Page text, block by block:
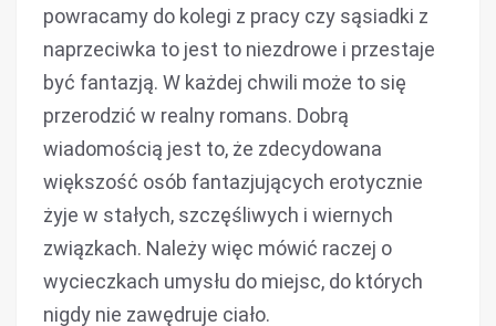
powracamy do kolegi z pracy czy sąsiadki z
naprzeciwka to jest to niezdrowe i przestaje
być fantazją. W każdej chwili może to się
przerodzić w realny romans. Dobrą
wiadomością jest to, że zdecydowana
większość osób fantazjujących erotycznie
żyje w stałych, szczęśliwych i wiernych
związkach. Należy więc mówić raczej o
wycieczkach umysłu do miejsc, do których
nigdy nie zawędruje ciało.